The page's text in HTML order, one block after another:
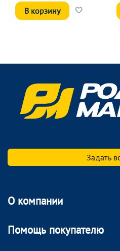
В корзину
Задать
О компании
Помощь покупателю